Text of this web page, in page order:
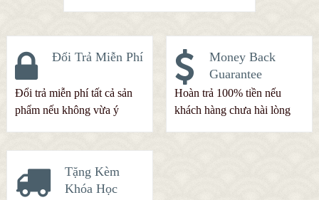
Đổi Trả Miễn Phí
Đổi trả miễn phí tất cả sản
phẩm nếu không vừa ý
Money Back
Guarantee
Hoàn trả 100% tiền nếu
khách hàng chưa hài lòng
Tặng Kèm
Khóa Học